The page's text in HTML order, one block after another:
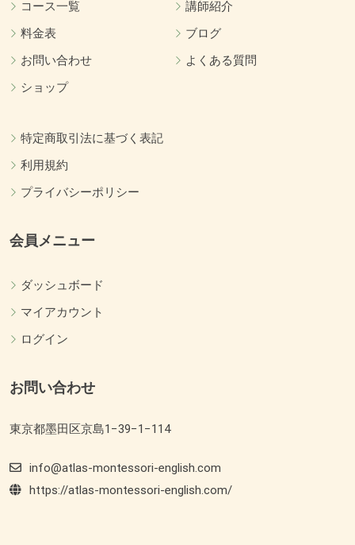
コース一覧
講師紹介
料金表
ブログ
お問い合わせ
よくある質問
ショップ
特定商取引法に基づく表記
利用規約
プライバシーポリシー
会員メニュー
ダッシュボード
マイアカウント
ログイン
お問い合わせ
東京都墨田区京島1−39−1−114
info@atlas-montessori-english.com
https://atlas-montessori-english.com/